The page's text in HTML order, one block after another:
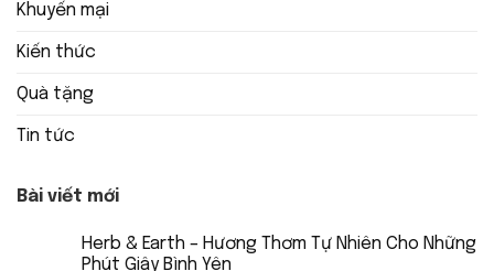
Khuyến mại
Kiến thức
Quà tặng
Tin tức
Bài viết mới
Herb & Earth – Hương Thơm Tự Nhiên Cho Những
Phút Giây Bình Yên